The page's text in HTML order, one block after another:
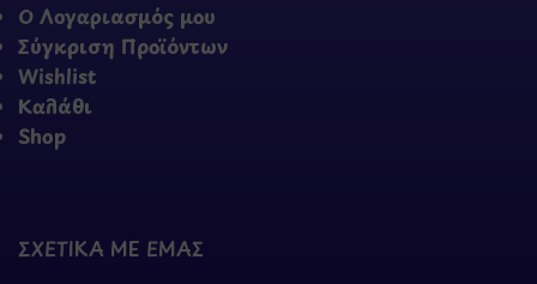
Ο Λογαριασμός μου
Σύγκριση Προϊόντων
Wishlist
Καλάθι
Shop
ΣΧΕΤΙΚΑ ΜΕ ΕΜΑΣ